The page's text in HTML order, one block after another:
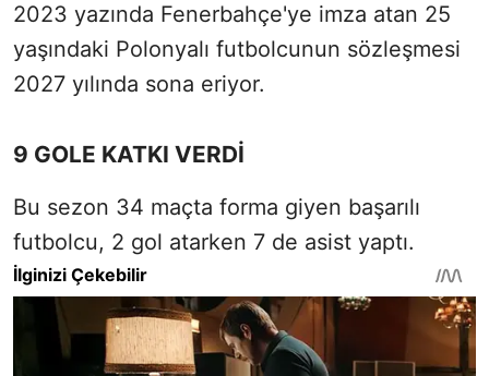
2023 yazında Fenerbahçe'ye imza atan 25
yaşındaki Polonyalı futbolcunun sözleşmesi
2027 yılında sona eriyor.
9 GOLE KATKI VERDİ
Bu sezon 34 maçta forma giyen başarılı
futbolcu, 2 gol atarken 7 de asist yaptı.